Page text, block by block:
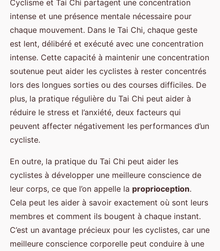
Cyclisme et Tai Chi partagent une concentration
intense et une présence mentale nécessaire pour
chaque mouvement. Dans le Tai Chi, chaque geste
est lent, délibéré et exécuté avec une concentration
intense. Cette capacité à maintenir une concentration
soutenue peut aider les cyclistes à rester concentrés
lors des longues sorties ou des courses difficiles. De
plus, la pratique régulière du Tai Chi peut aider à
réduire le stress et l’anxiété, deux facteurs qui
peuvent affecter négativement les performances d’un
cycliste.
En outre, la pratique du Tai Chi peut aider les
cyclistes à développer une meilleure conscience de
leur corps, ce que l’on appelle la proprioception.
Cela peut les aider à savoir exactement où sont leurs
membres et comment ils bougent à chaque instant.
C’est un avantage précieux pour les cyclistes, car une
meilleure conscience corporelle peut conduire à une